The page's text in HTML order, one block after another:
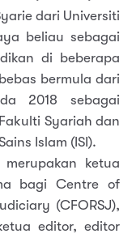
dari Universiti
beliau sebagai
di beberapa
bermula dari
2018 sebagai
Syariah dan
Islam (ISI).
ketua
bagi Centre of
(CFORSJ),
editor, editor